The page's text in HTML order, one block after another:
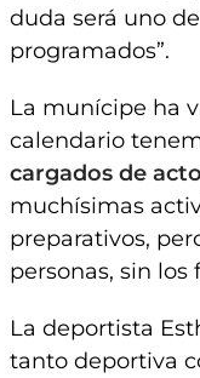
duda será uno
programados”.
La munícipe ha
calendario
cargados de
muchísimas
preparativos,
personas, sin los
La deportista
tanto deportiva